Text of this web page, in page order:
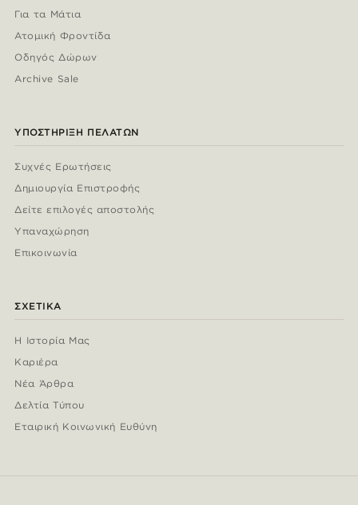
Για τα Μάτια
Ατομική Φροντίδα
Οδηγός Δώρων
Archive Sale
ΥΠΟΣΤΉΡΙΞΗ ΠΕΛΑΤΏΝ
Συχνές Ερωτήσεις
Δημιουργία Επιστροφής
Δείτε επιλογές αποστολής
Υπαναχώρηση
Επικοινωνία
ΣΧΕΤΙΚΆ
Η Ιστορία Μας
Καριέρα
Νέα Άρθρα
Δελτία Τύπου
Εταιρική Κοινωνική Ευθύνη